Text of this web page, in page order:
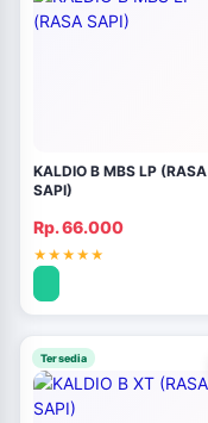
KALDIO B MBS LP (RASA
SAPI)
Rp. 66.000
Tersedia